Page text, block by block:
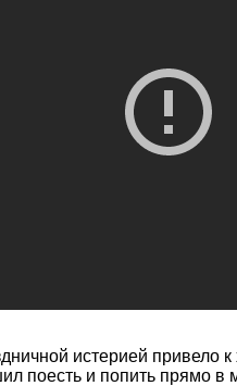
истерией привело
поесть и попить